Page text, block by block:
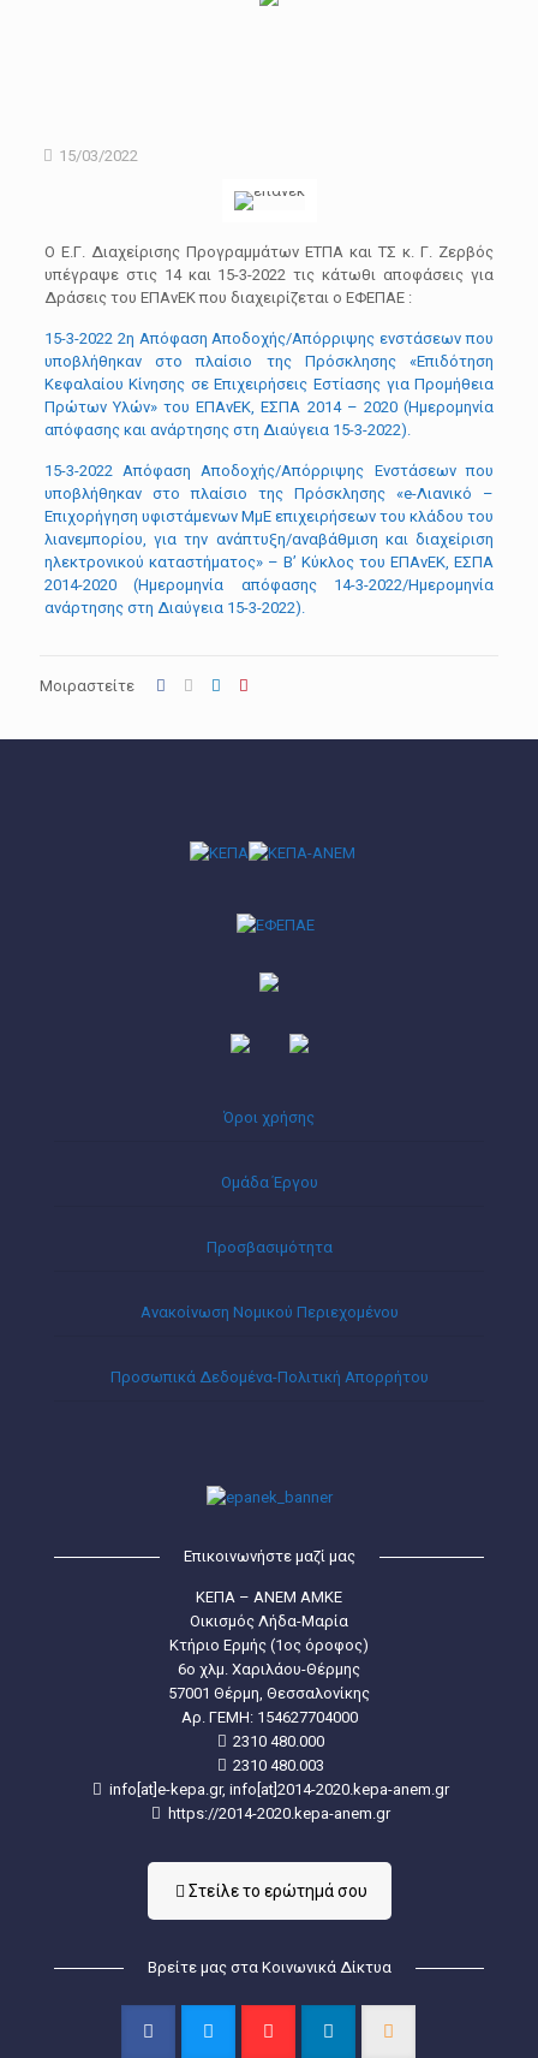
15/03/2022
Ο Ε.Γ. Διαχείρισης Προγραμμάτων ΕΤΠΑ και ΤΣ κ. Γ. Ζερβός
υπέγραψε στις 14 και 15-3-2022 τις κάτωθι αποφάσεις για
Δράσεις του ΕΠΑνΕΚ που διαχειρίζεται ο ΕΦΕΠΑΕ :
15-3-2022 2η Απόφαση Αποδοχής/Απόρριψης ενστάσεων που
υποβλήθηκαν στο πλαίσιο της Πρόσκλησης «Επιδότηση
Κεφαλαίου Κίνησης σε Επιχειρήσεις Εστίασης για Προμήθεια
Πρώτων Υλών» του ΕΠΑνΕΚ, ΕΣΠΑ 2014 – 2020 (Ημερομηνία
απόφασης και ανάρτησης στη Διαύγεια 15-3-2022).
15-3-2022 Απόφαση Αποδοχής/Απόρριψης Ενστάσεων που
υποβλήθηκαν στο πλαίσιο της Πρόσκλησης «e-Λιανικό –
Επιχορήγηση υφιστάμενων ΜμΕ επιχειρήσεων του κλάδου του
λιανεμπορίου, για την ανάπτυξη/αναβάθμιση και διαχείριση
ηλεκτρονικού καταστήματος» – Β’ Κύκλος του ΕΠΑνΕΚ, ΕΣΠΑ
2014-2020 (Ημερομηνία απόφασης 14-3-2022/Ημερομηνία
ανάρτησης στη Διαύγεια 15-3-2022).
Μοιραστείτε
Όροι χρήσης
Ομάδα Έργου
Προσβασιμότητα
Ανακοίνωση Νομικού Περιεχομένου
Προσωπικά Δεδομένα-Πολιτική Απορρήτου
Επικοινωνήστε μαζί μας
ΚΕΠΑ – ΑΝΕΜ ΑΜΚΕ
Οικισμός Λήδα-Μαρία
Κτήριο Ερμής (1ος όροφος)
6ο χλμ. Χαριλάου-Θέρμης
57001 Θέρμη, Θεσσαλονίκης
Aρ. ΓΕΜΗ: 154627704000
2310 480.000
2310 480.003
info[at]e-kepa.gr, info[at]2014-2020.kepa-anem.gr
https://2014-2020.kepa-anem.gr
Στείλε τo ερώτημά σου
Βρείτε μας στα Κοινωνικά Δίκτυα